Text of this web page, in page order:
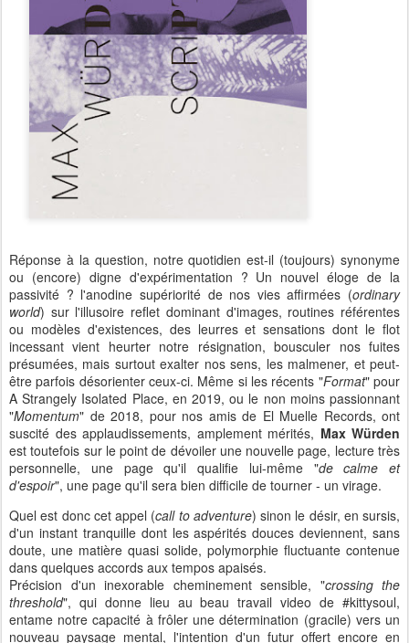
Réponse à la question, notre quotidien est-il (toujours) synonyme
ou (encore) digne d'expérimentation ? Un nouvel éloge de la
passivité ? l'anodine supériorité de nos vies affirmées (ordinary
world) sur l'illusoire reflet dominant d'images, routines référentes
ou modèles d'existences, des leurres et sensations dont le flot
incessant vient heurter notre résignation, bousculer nos fuites
présumées, mais surtout exalter nos sens, les malmener, et peut-
être parfois désorienter ceux-ci. Même si les récents "Format" pour
A Strangely Isolated Place, en 2019, ou le non moins passionnant
"Momentum" de 2018, pour nos amis de El Muelle Records, ont
suscité des applaudissements, amplement mérités, Max Würden
est toutefois sur le point de dévoiler une nouvelle page, lecture très
personnelle, une page qu'il qualifie lui-même "de calme et
d'espoir", une page qu'il sera bien difficile de tourner - un virage.
Quel est donc cet appel (call to adventure) sinon le désir, en sursis,
d'un instant tranquille dont les aspérités douces deviennent, sans
doute, une matière quasi solide, polymorphie fluctuante contenue
dans quelques accords aux tempos apaisés.
Précision d'un inexorable cheminement sensible, "crossing the
threshold", qui donne lieu au beau travail video de #kittysoul,
entame notre capacité à frôler une détermination (gracile) vers un
nouveau paysage mental, l'intention d'un futur offert encore en